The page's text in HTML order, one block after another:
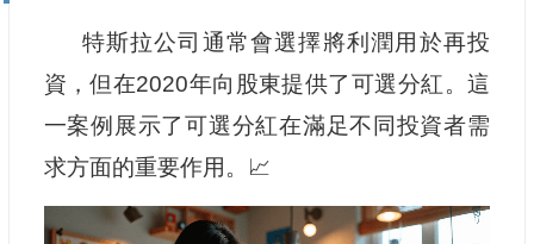
特斯拉公司通常會選擇將利潤用於再投
資，但在2020年向股東提供了可選分紅。這
一案例展示了可選分紅在滿足不同投資者需
求方面的重要作用。📈